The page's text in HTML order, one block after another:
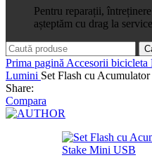
Pentru reparații,
așteptăm cu drag la
Prima pagină Accesorii bicicleta
Lumini Set Flash cu
Share:
Compara